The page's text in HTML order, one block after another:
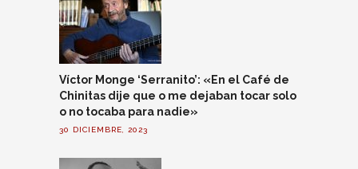
Víctor Monge ‘Serranito’: «En el Café de
Chinitas dije que o me dejaban tocar solo
o no tocaba para nadie»
30 DICIEMBRE, 2023